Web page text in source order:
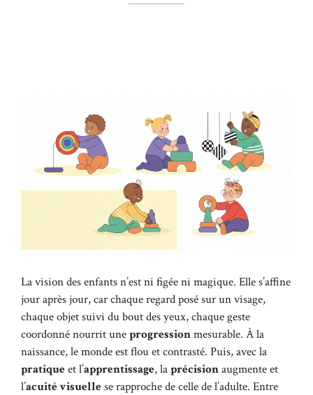
La vision des enfants n’est ni figée ni magique. Elle s’affine
jour après jour, car chaque regard posé sur un visage,
chaque objet suivi du bout des yeux, chaque geste
coordonné nourrit uneprogressionmesurable. À la
naissance, le monde est flou et contrasté. Puis, avec la
pratiqueet l’apprentissage, laprécisionaugmente et
l’acuité visuellese rapproche de celle de l’adulte. Entre